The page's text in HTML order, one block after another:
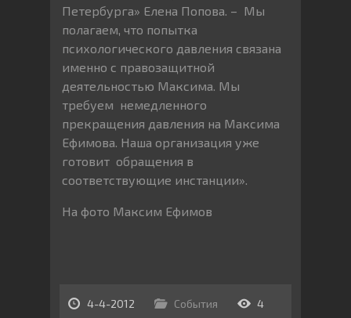
Петербурга» Елена Попова. – Мы
полагаем, что попытка
психологического давления связана
именно с правозащитной
деятельностью Максима. Мы
требуем немедленного
прекращения давления на Максима
Ефимова. Наша организация уже
готовит обращения в
соответствующие инстанции».
На фото Максим Ефимов
4-4-2012 События 4